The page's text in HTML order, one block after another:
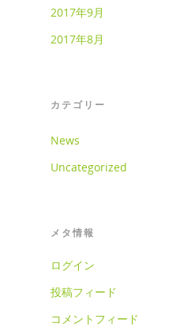
2017年9月
2017年8月
カテゴリー
News
Uncategorized
メタ情報
ログイン
投稿フィード
コメントフィード